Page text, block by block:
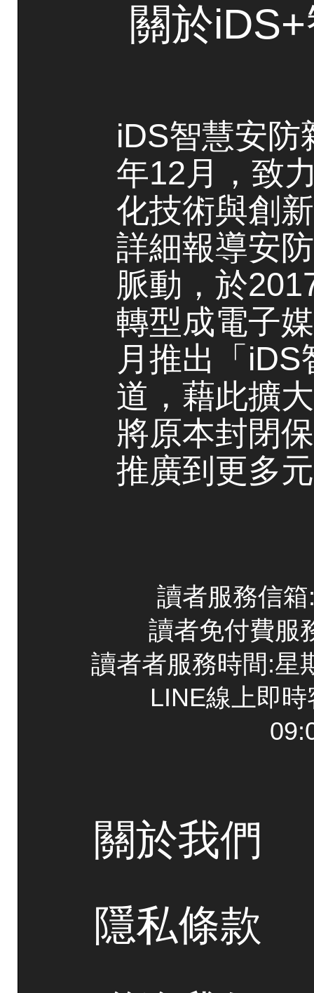
關於
iDS智慧安防
年12月，致
化技術與創
詳細報導安
脈動，於
轉型成電子
月推出「
道，藉此擴
將原本封閉
推廣到更多
讀者服務信
讀者免付費服
讀者者服務時間:星
LINE線上即
關於我們
隱私條款